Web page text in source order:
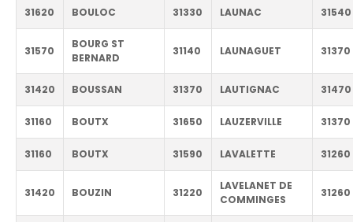
31620 BOULOC 31330 LAUNAC 31540
31570
BOURG ST
BERNARD
31140 LAUNAGUET 31370
31420 BOUSSAN 31370 LAUTIGNAC 31470
31160 BOUTX 31650 LAUZERVILLE 31370
31160 BOUTX 31590 LAVALETTE 31260
31420 BOUZIN 31220
LAVELANET DE
COMMINGES
31260